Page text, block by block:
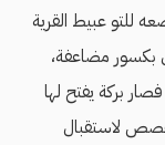
للتو عبيط القرية
بكسور مضاعفة،
بركة يفتح لها
لاستقبال